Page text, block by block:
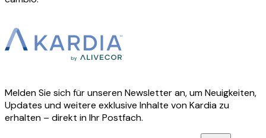
Melden Sie sich für unseren Newsletter an, um Neuigkeiten,
Updates und weitere exklusive Inhalte von Kardia zu
erhalten – direkt in Ihr Postfach.